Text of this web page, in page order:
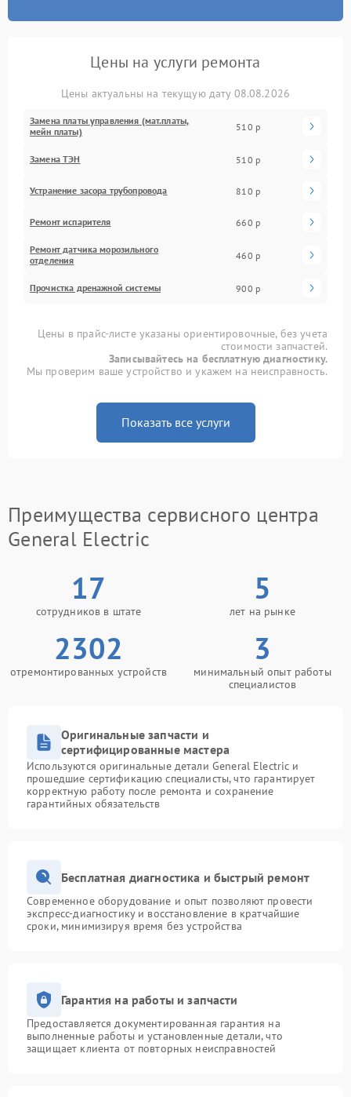
Цены на услуги ремонта
Цены актуальны на текущую дату 08.08.2026
Замена платы управления (мат.платы,
мейн платы)
510 р
Замена ТЭН 510 р
Устранение засора трубопровода 810 р
Ремонт испарителя 660 р
Ремонт датчика морозильного
отделения
460 р
Прочистка дренажной системы 900 р
Цены в прайс-листе указаны ориентировочные, без учета
стоимости запчастей.
Записывайтесь на бесплатную диагностику.
Мы проверим ваше устройство и укажем на неисправность.
Показать все услуги
Преимущества сервисного центра
General Electric
17
сотрудников в штате
5
лет на рынке
2302
отремонтированных устройств
3
минимальный опыт работы
специалистов
Оригинальные запчасти и
сертифицированные мастера
Используются оригинальные детали General Electric и
прошедшие сертификацию специалисты, что гарантирует
корректную работу после ремонта и сохранение
гарантийных обязательств
Бесплатная диагностика и быстрый ремонт
Современное оборудование и опыт позволяют провести
экспресс-диагностику и восстановление в кратчайшие
сроки, минимизируя время без устройства
Гарантия на работы и запчасти
Предоставляется документированная гарантия на
выполненные работы и установленные детали, что
защищает клиента от повторных неисправностей